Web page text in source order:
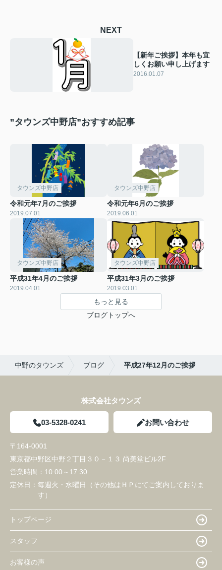
NEXT
【新年ご挨拶】本年も宜
しくお願い申し上げます
2016.01.07
”タウンズ中野店”おすすめ記事
タウンズ中野店
令和元年7月のご挨拶
2019.07.01
タウンズ中野店
令和元年6月のご挨拶
2019.06.01
タウンズ中野店
平成31年4月のご挨拶
2019.04.01
タウンズ中野店
平成31年3月のご挨拶
2019.03.01
もっと見る
ブログトップへ
中野のタウンズ ブログ 平成27年12月のご挨拶
株式会社タウンズ
03-5328-0241 お問い合わせ
〒164-0001
東京都中野区中野２丁目３０－１３ 尚美堂ビル2F
営業時間： 10:00～17:30
定休日： 毎週火・水曜日（その他はＨＰにてご案内しておりま
す）
トップページ
スタッフ
お客様の声